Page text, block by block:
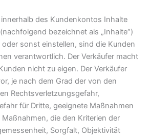
des Kundenkontos Inhalte
bezeichnet als „Inhalte“)
sonst einstellen, sind die Kunden
verantwortlich. Der Verkäufer macht
nicht zu eigen. Der Verkäufer
je nach dem Grad der von den
Rechtsverletzungsgefahr,
für Dritte, geeignete Maßnahmen
die den Kriterien der
Sorgfalt, Objektivität